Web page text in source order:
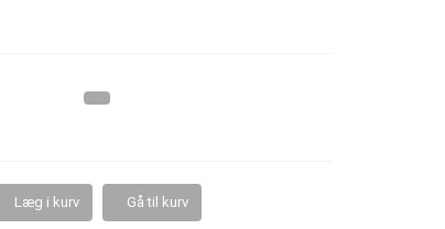
Læg i kurv Gå til kurv